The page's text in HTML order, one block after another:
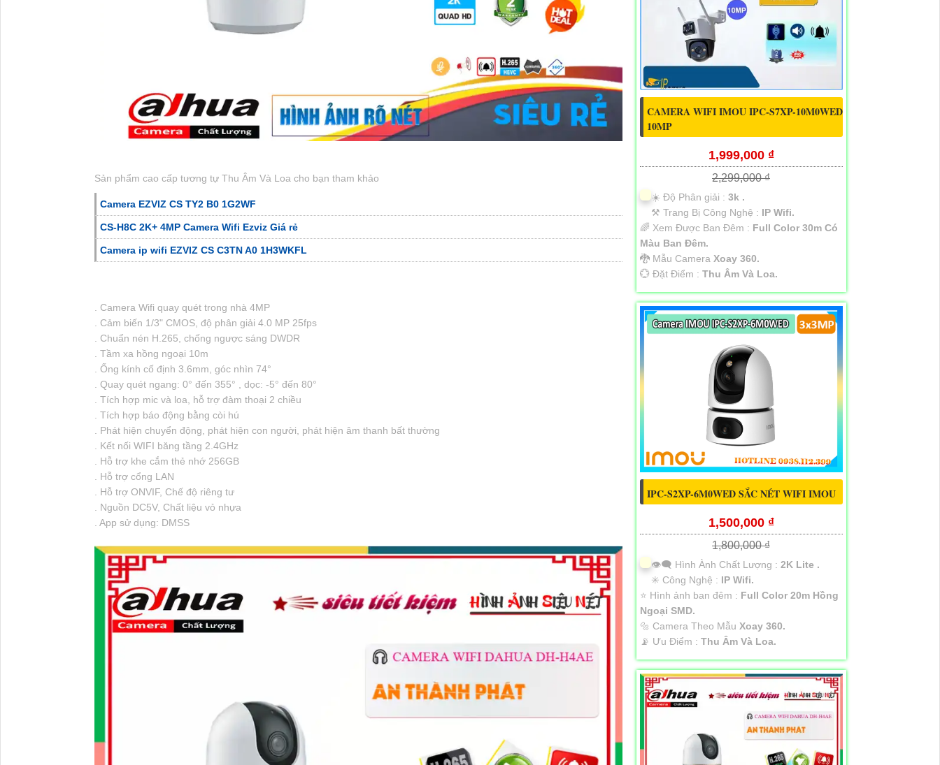
Sản phẩm cao cấp tương tự Thu Âm Và Loa cho bạn tham khảo
Camera EZVIZ CS TY2 B0 1G2WF
CS-H8C 2K+ 4MP Camera Wifi Ezviz Giá rẻ
Camera ip wifi EZVIZ CS C3TN A0 1H3WKFL
. Camera Wifi quay quét trong nhà 4MP
. Cảm biến 1/3" CMOS, độ phân giải 4.0 MP 25fps
. Chuẩn nén H.265, chống ngược sáng DWDR
. Tầm xa hồng ngoại 10m
. Ống kính cố định 3.6mm, góc nhìn 74°
. Quay quét ngang: 0° đến 355° , dọc: -5° đến 80°
. Tích hợp mic và loa, hỗ trợ đàm thoại 2 chiều
. Tích hợp báo động bằng còi hú
. Phát hiện chuyển động, phát hiện con người, phát hiện âm thanh bất thường
. Kết nối WIFI băng tầng 2.4GHz
. Hỗ trợ khe cắm thẻ nhớ 256GB
. Hỗ trợ cổng LAN
. Hỗ trợ ONVIF, Chế độ riêng tư
. Nguồn DC5V, Chất liệu vỏ nhựa
. App sử dụng: DMSS
CAMERA WIFI IMOU IPC-S7XP-10M0WED
10MP
1,999,000 ₫
2,299,000 ₫
☀️ Độ Phân giải : 3k .
⚒ Trang Bị Công Nghệ : IP Wifi.
🌈 Xem Được Ban Đêm : Full Color 30m Có
Màu Ban Ðêm.
🐉️ Mẫu Camera Xoay 360.
️💮 Đặt Điểm : Thu Âm Và Loa.
IPC-S2XP-6M0WED SẮC NÉT WIFI IMOU
1,500,000 ₫
1,800,000 ₫
👁️‍🗨 Hình Ành Chất Lượng : 2K Lite .
✳️ Công Nghệ : IP Wifi.
⭐ Hình ảnh ban đêm : Full Color 20m Hồng
Ngoại SMD.
🔩 Camera Theo Mẫu Xoay 360.
️📡 Ưu Điểm : Thu Âm Và Loa.